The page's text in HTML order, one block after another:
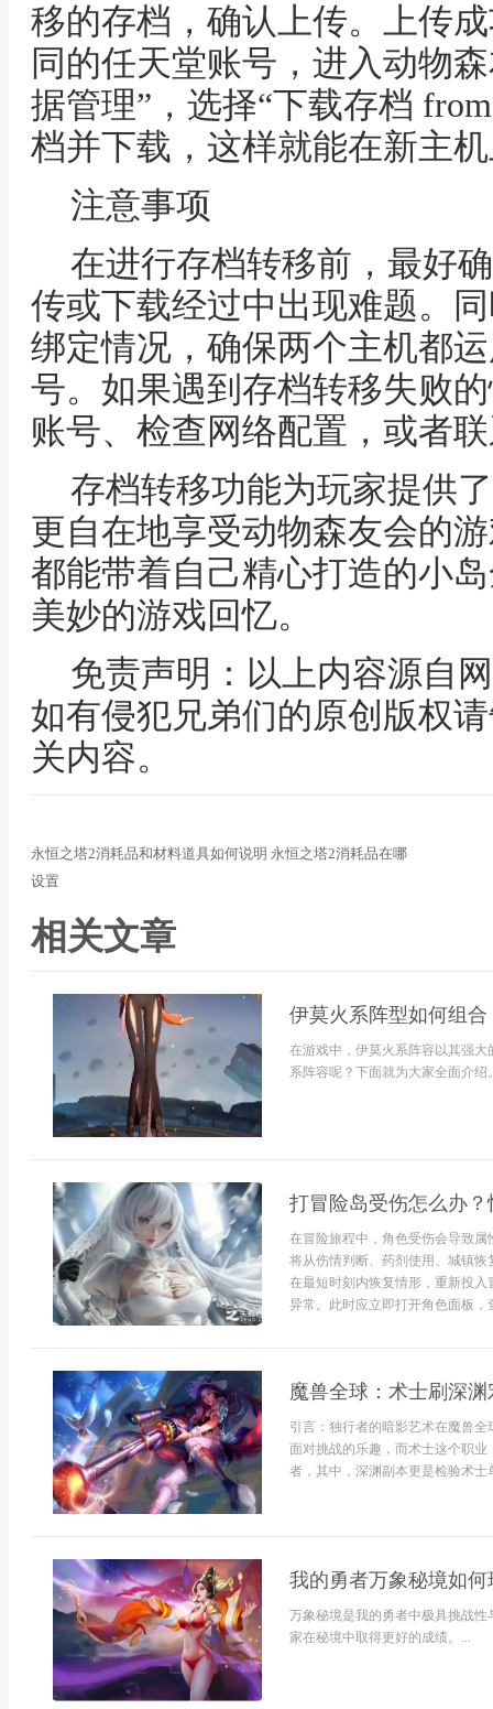
移的存档，确认上传。上传
同的任天堂账号，进入动物
据管理”，选择“下载存档
档并下载，这样就能在新主
注意事项
在进行存档转移前，最好
传或下载经过中出现难题。
绑定情况，确保两个主机都
号。如果遇到存档转移失败
账号、检查网络配置，或者
存档转移功能为玩家提供
更自在地享受动物森友会的
都能带着自己精心打造的小
美妙的游戏回忆。
免责声明：以上内容源自
如有侵犯兄弟们的原创版权
关内容。
永恒之塔2消耗品和材料道具如何说明 永恒之塔2消耗品在哪
设置
相关文章
伊莫火系阵型如何组
在游戏中，伊莫火系阵容以其强
系阵容呢？下面就为大家全面介绍
打冒险岛受伤怎么办
在冒险旅程中，角色受伤会导致
将从伤情判断、药剂使用、城镇
在最短时刻内恢复情形，重新投
异常。此时应立即打开角色面板，
魔兽全球：术士刷深
引言：独行者的暗影艺术在魔兽
面对挑战的乐趣，而术士这个职
者，其中，深渊副本更是检验术士
我的勇者万象秘境如
万象秘境是我的勇者中极具挑战
家在秘境中取得更好的成绩。...